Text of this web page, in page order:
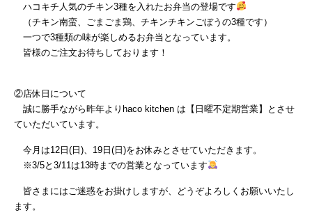
ハコキチ人気のチキン3種を入れたお弁当の登場です
（チキン南蛮、ごまごま鶏、チキンチキンごぼうの3種です）
一つで3種類の味が楽しめるお弁当となっています。
皆様のご注文お待ちしております！
②店休日について
誠に勝手ながら昨年よりhaco kitchen は【日曜不定期営業】とさせ
ていただいています。
今月は12日(日)、19日(日)をお休みとさせていただきます。
※3/5と3/11は13時までの営業となっています
皆さまにはご迷惑をお掛けしますが、どうぞよろしくお願いいたし
ます。